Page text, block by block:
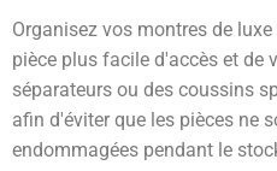
Organisez vos montres de
pièce plus facile d'accès et de
séparateurs ou des coussins
afin d'éviter que les pièces ne
endommagées pendant le